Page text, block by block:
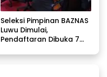
Seleksi Pimpinan BAZNAS
Luwu Dimulai,
Pendaftaran Dibuka 7